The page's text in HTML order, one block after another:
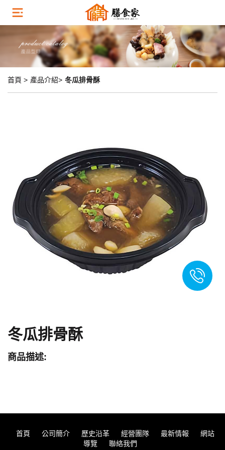
首頁 > 產品介紹> 冬瓜排骨酥
冬瓜排骨酥
商品描述:
首頁 公司簡介 歷史沿革 經營團隊 最新情報
網站
導覽
聯絡我們